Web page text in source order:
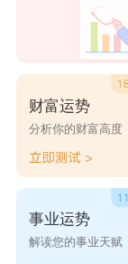
财富运势
分析你的财富高度
事业运势
解读您的事业天赋